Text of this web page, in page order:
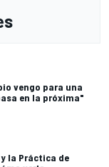
vengo para una
en la próxima"
y la Práctica de